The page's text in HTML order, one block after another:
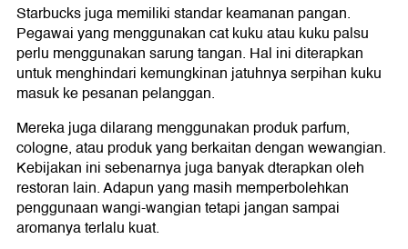
Starbucks juga memiliki standar keamanan pangan.
Pegawai yang menggunakan cat kuku atau kuku palsu
perlu menggunakan sarung tangan. Hal ini diterapkan
untuk menghindari kemungkinan jatuhnya serpihan kuku
masuk ke pesanan pelanggan.
Mereka juga dilarang menggunakan produk parfum,
cologne, atau produk yang berkaitan dengan wewangian.
Kebijakan ini sebenarnya juga banyak dterapkan oleh
restoran lain. Adapun yang masih memperbolehkan
penggunaan wangi-wangian tetapi jangan sampai
aromanya terlalu kuat.